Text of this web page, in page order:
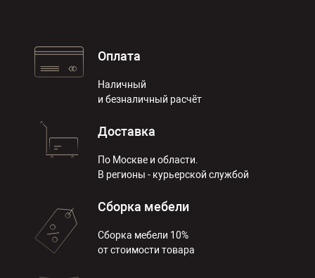
Оплата
Наличный
и безналичный расчёт
Доставка
По Москве и области.
В регионы - курьерской службой
Сборка мебели
Сборка мебели 10%
от стоимости товара